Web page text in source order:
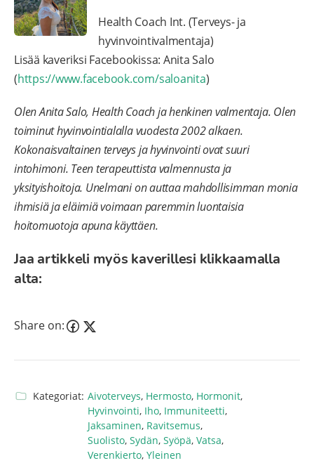
Health Coach Int. (Terveys- ja
hyvinvointivalmentaja)
Lisää kaveriksi Facebookissa: Anita Salo
(https://www.facebook.com/saloanita)
Olen Anita Salo, Health Coach ja henkinen valmentaja. Olen
toiminut hyvinvointialalla vuodesta 2002 alkaen.
Kokonaisvaltainen terveys ja hyvinvointi ovat suuri
intohimoni. Teen terapeuttista valmennusta ja
yksityishoitoja. Unelmani on auttaa mahdollisimman monia
ihmisiä ja eläimiä voimaan paremmin luontaisia
hoitomuotoja apuna käyttäen.
Jaa artikkeli myös kaverillesi klikkaamalla
alta:
Share on:
Kategoriat: Aivoterveys, Hermosto, Hormonit,
Hyvinvointi, Iho, Immuniteetti,
Jaksaminen, Ravitsemus,
Suolisto, Sydän, Syöpä, Vatsa,
Verenkierto, Yleinen